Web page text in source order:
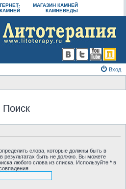
МАГАЗИН КАМНЕЙ
КАМНЕВЕДЫ
Вход
Поиск
определить слова, которые должны быть в
результатах быть не должно. Вы можете
любого слова из списка. Используйте * в